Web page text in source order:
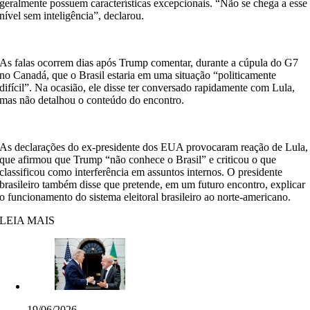
geralmente possuem características excepcionais. “Não se chega a esse
nível sem inteligência”, declarou.
As falas ocorrem dias após Trump comentar, durante a cúpula do G7
no Canadá, que o Brasil estaria em uma situação “politicamente
difícil”. Na ocasião, ele disse ter conversado rapidamente com Lula,
mas não detalhou o conteúdo do encontro.
As declarações do ex-presidente dos EUA provocaram reação de Lula,
que afirmou que Trump “não conhece o Brasil” e criticou o que
classificou como interferência em assuntos internos. O presidente
brasileiro também disse que pretende, em um futuro encontro, explicar
o funcionamento do sistema eleitoral brasileiro ao norte-americano.
LEIA MAIS